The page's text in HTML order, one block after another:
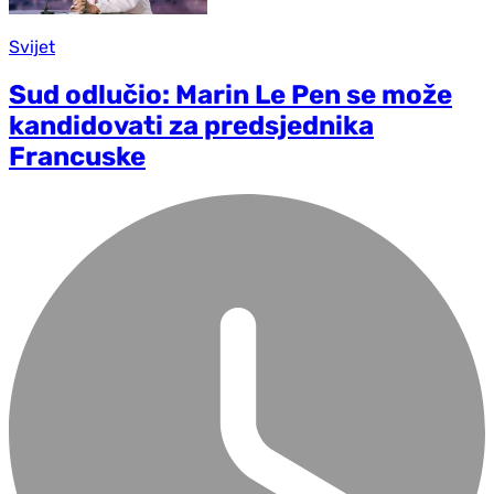
Svijet
Sud odlučio: Marin Le Pen se može
kandidovati za predsjednika
Francuske